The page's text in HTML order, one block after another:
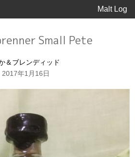
Malt Log
Small Pete
＆ブレンディッド
2017年1月16日